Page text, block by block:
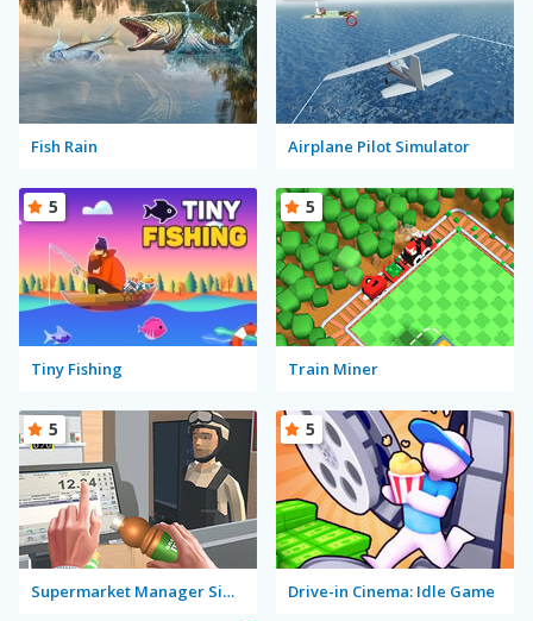
Fish Rain Airplane Pilot Simulator
Tiny Fishing
5
Train Miner
5
Supermarket Manager Simulator
5
Drive-in Cinema: Idle Game
5